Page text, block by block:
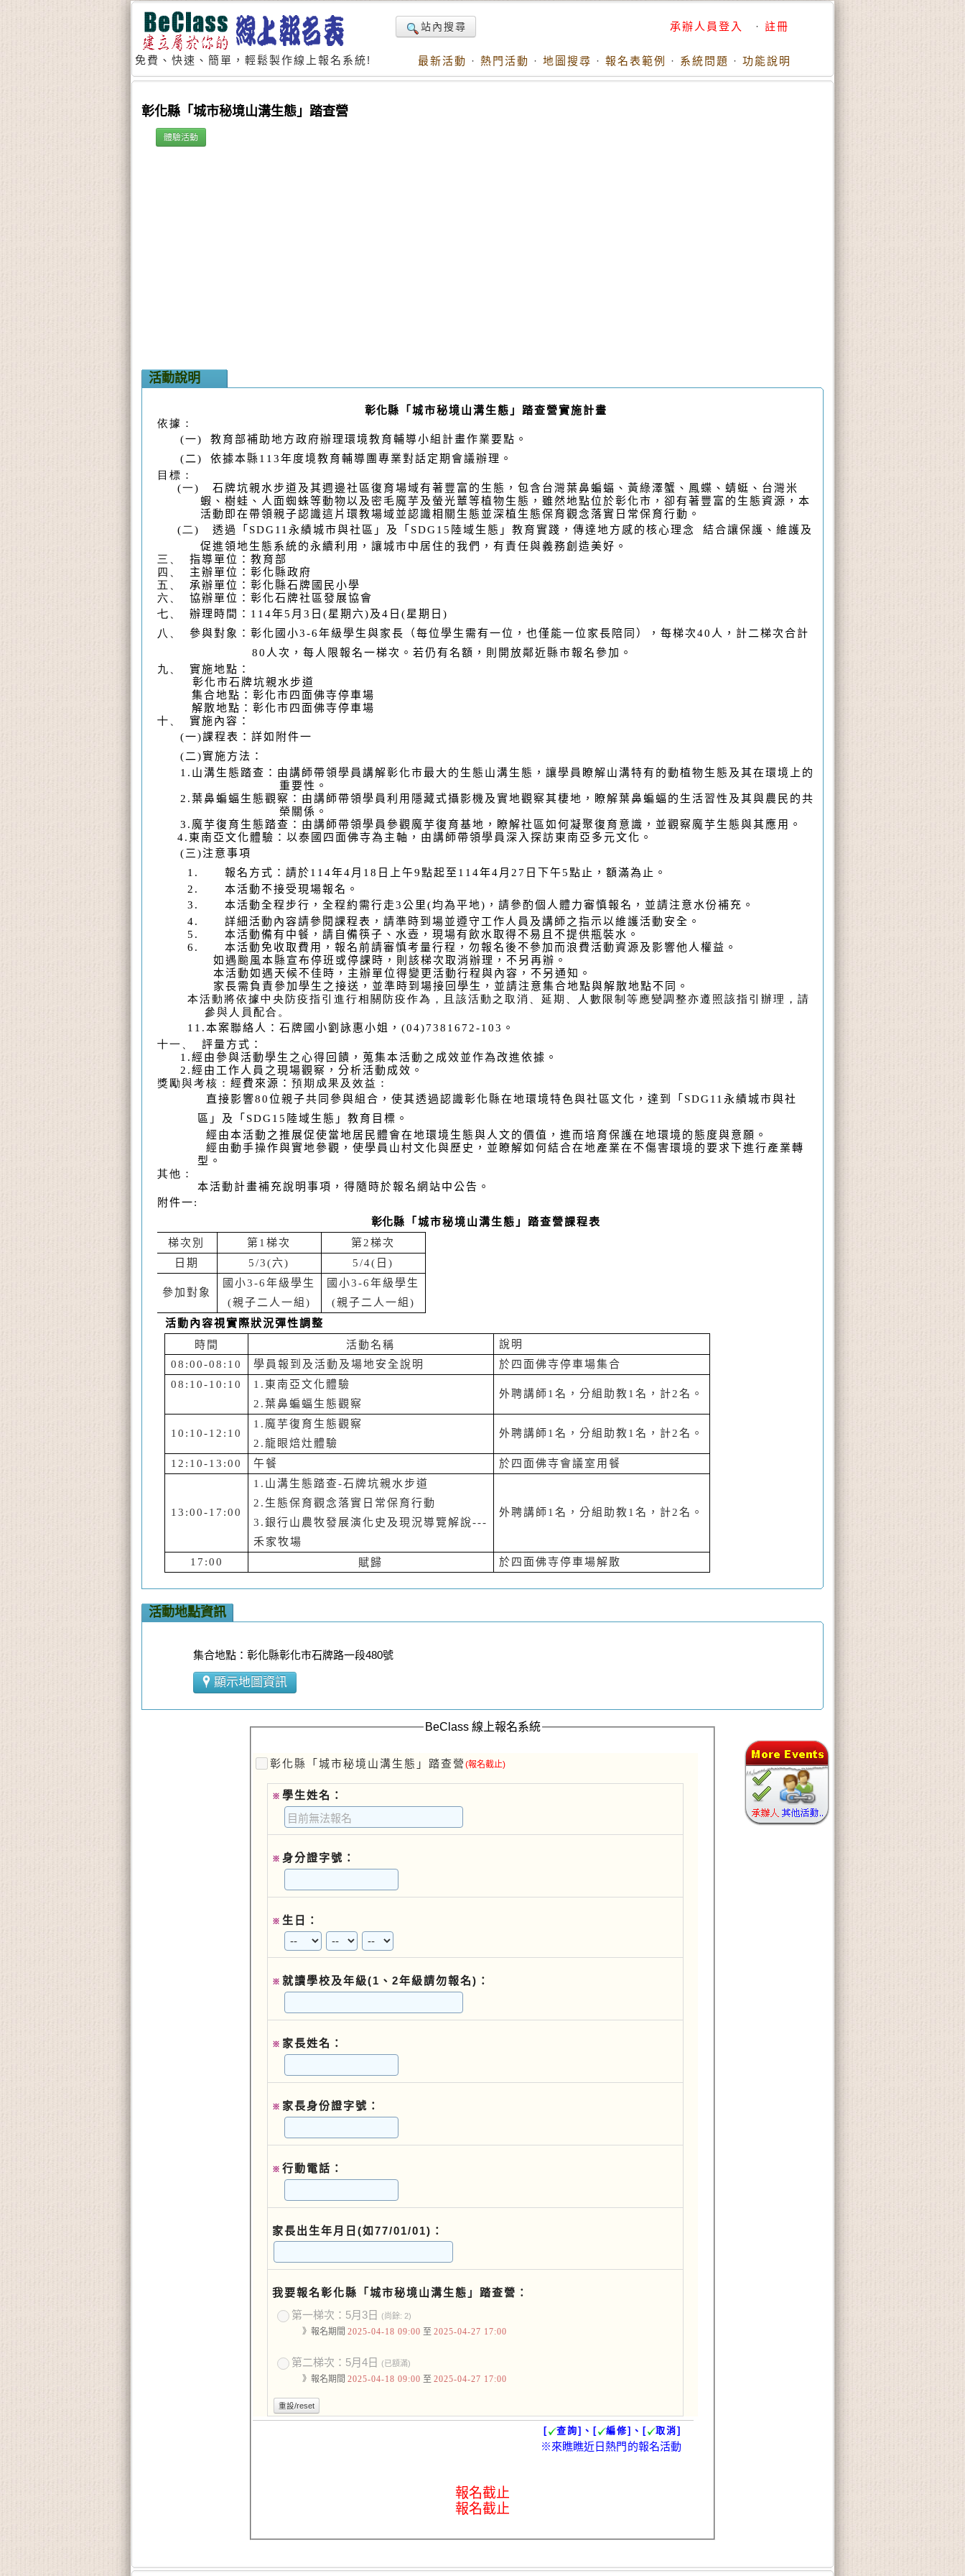
免費、快速、簡單，輕鬆製作線上報名系統!
站內搜尋 承辦人員登入 · 註冊
最新活動 · 熱門活動 · 地圖搜尋 · 報名表範例 · 系統問題 · 功能說明
彰化縣「城市秘境山溝生態」踏查營
體驗活動
活動說明
彰化縣「城市秘境山溝生態」踏查營實施計畫
依據：
(一) 教育部補助地方政府辦理環境教育輔導小組計畫作業要點。
(二) 依據本縣113年度境教育輔導團專業對話定期會議辦理。
目標：
(一)
石牌坑親水步道及其週邊社區復育場域有著豐富的生態，包含台灣葉鼻蝙蝠、黃綠澤蟹、鳳蝶、蜻蜓、台灣米
蝦、樹蛙、人面蜘蛛等動物以及密毛魔芋及螢光蕈等植物生態，雖然地點位於彰化市，卻有著豐富的生態資源，本
活動即在帶領親子認識這片環教場域並認識相關生態並深植生態保育觀念落實日常保育行動。
(二)
透過「 SDG11永績城市與社區」及「 SDG15 陸域生態」教育實踐，傳達地方感的核心理念 結合讓保護、維護及
促進領地生態系統的永續利用，讓城市中居住的我們，有責任與義務創造美好。
三、 指導單位：教育部
四、 主辦單位：彰化縣政府
五、 承辦單位：彰化縣石牌國民小學
六、 協辦單位：彰化石牌社區發展協會
七、 辦理時間： 114年5 月 3 日 (星期六)及4 日 (星期日 )
八、 參與對象：彰化國小3-6年級學生與家長（每位學生需有一位，也僅能一位家長陪同），每梯次40 人，計二梯次合計
80 人次，每人限報名一梯次。若仍有名額，則開放鄰近縣市報名參加。
九、 實施地點：
彰化市石牌坑親水步道
集合地點：彰化市四面佛寺停車場
解散地點：彰化市四面佛寺停車場
十、 實施內容：
(一)課程表：詳如附件一
(二)實施方法：
1. 山溝生態踏查：由講師帶領學員講解彰化市最大的生態山溝生態，讓學員瞭解山溝特有的動植物生態及其在環境上的
重要性。
2.葉鼻蝙蝠生態觀察：由講師帶領學員利用隱藏式攝影機及實地觀察其棲地，瞭解葉鼻蝙蝠的生活習性及其與農民的共
榮關係。
3. 魔芋復育生態踏查：由講師帶領學員參觀魔芋復育基地，瞭解社區如何凝聚復育意識，並觀察魔芋生態與其應用。
4. 東南亞文化體驗：以泰國四面佛寺為主軸，由講師帶領學員深入探訪東南亞多元文化。
(三)注意事項
1.
報名方式：請於114年4月 18 日上午9點起至 114年4月27 日下午5點止，額滿為止。
2.
本活動不接受現場報名。
3.
本活動全程步行，全程約需行走3公里(均為平地) ，請參酌個人體力審慎報名，並請注意水份補充。
4.
詳細活動內容請參閱課程表，請準時到場並遵守工作人員及講師之指示以維護活動安全。
5.
本活動備有中餐，請自備筷子、水壺，現場有飲水取得不易且不提供瓶裝水。
6.
本活動免收取費用，報名前請審慎考量行程，勿報名後不參加而浪費活動資源及影響他人權益。
如遇颱風本縣宣布停班或停課時，則該梯次取消辦理，不另再辦。
本活動如遇天候不佳時，主辦單位得變更活動行程與內容，不另通知。
家長需負責參加學生之接送，並準時到場接回學生，並請注意集合地點與解散地點不同。
本活動將依據中央防疫指引進行相關防疫作為，且該活動之取消、延期、人數限制等應變調整亦遵照該指引辦理，請
參與人員配合。
11.本案聯絡人：石牌國小劉詠惠小姐，(04)7381672-103 。
十一、 評量方式：
1.經由參與活動學生之心得回饋，蒐集本活動之成效並作為改進依據。
2.經由工作人員之現場觀察，分析活動成效。
獎勵與考核： 經費來源： 預期成果及效益：
直接影響80位親子共同參與組合，使其透過認識彰化縣在地環境特色與社區文化，達到「 SDG11永績城市與社
區」及「 SDG15 陸域生態」教育目標。
經由本活動之推展促使當地居民體會在地環境生態與人文的價值，進而培育保護在地環境的態度與意願。
經由動手操作與實地參觀，使學員山村文化與歷史，並瞭解如何結合在地產業在不傷害環境的要求下進行產業轉
型。
其他：
本活動計畫補充說明事項，得隨時於報名網站中公告。
附件一:
彰化縣「城市秘境山溝生態」踏查營課程表
梯次別
第 1梯次 第 2梯次
日期
5/3(六) 5/4( 日)
參加對象
國小3-6年級學生
(親子二人一組 )
國小3-6年級學生
(親子二人一組 )
活動內容視實際狀況彈性調整
時間
活動名稱
說明
08:00-08:10
學員報到及活動及場地安全說明
於四面佛寺停車場集合
08:10-10:10
1. 東南亞文化體驗
2.葉鼻蝙蝠生態觀察
外聘講師 1名，分組助教1名，計2名。
10:10-12:10
1. 魔芋復育生態觀察
2.龍眼焙灶體驗
外聘講師 1名，分組助教1名，計2名。
12:10-13:00 午餐 於四面佛寺會議室用餐
13:00-17:00
1. 山溝生態踏查-石牌坑親水步道
2. 生態保育觀念落實日常保育行動
3.銀行山農牧發展演化史及現況導覽解說---
禾家牧場
外聘講師 1名，分組助教1名，計2名。
17:00 賦歸 於四面佛寺停車場解散
活動地點資訊
集合地點：彰化縣彰化市石牌路一段480號
顯示地圖資訊
BeClass 線上報名系統
彰化縣「城市秘境山溝生態」踏查營 (報名截止)
※ 學生姓名：
※ 身分證字號：
※ 生日：
※ 就讀學校及年級(1、2年級請勿報名)：
※ 家長姓名：
※ 家長身份證字號：
※ 行動電話：
家長出生年月日(如77/01/01)：
我要報名彰化縣「城市秘境山溝生態」踏查營：
第一梯次：5月3日
(尚餘: 2)
》報名期間 2025-04-18 09:00 至 2025-04-27 17:00
第二梯次：5月4日 (已額滿)
》報名期間 2025-04-18 09:00 至 2025-04-27 17:00
重設/reset
[ 查詢]、[ 編修]、[ 取消]
※來瞧瞧近日熱門的報名活動
報名截止
報名截止